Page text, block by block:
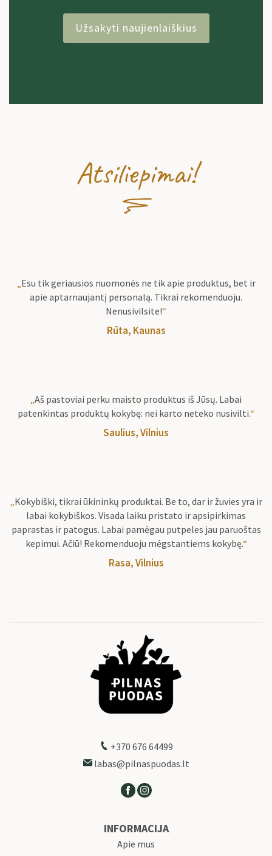
Užsakyti naujienlaiškius
Atsiliepimai!
Esu tik geriausios nuomonės ne tik apie produktus, bet ir
apie aptarnaujantį personalą. Tikrai rekomenduoju.
Nenusivilsite!“
Rūta, Kaunas
Aš pastoviai perku maisto produktus iš Jūsų. Labai
patenkintas produktų kokybę: nei karto neteko nusivilti.“
Saulius, Vilnius
Kokybiški, tikrai ūkininkų produktai. Be to, dar ir žuvies yra ir
labai kokybiškos. Visada laiku pristato ir apsipirkimas
paprastas ir patogus. Labai pamėgau putpeles jau paruoštas
kepimui. Ačiū! Rekomenduoju mėgstantiems kokybę.“
Rasa, Vilnius
+370 676 64499
labas@pilnaspuodas.lt
INFORMACIJA
Apie mus